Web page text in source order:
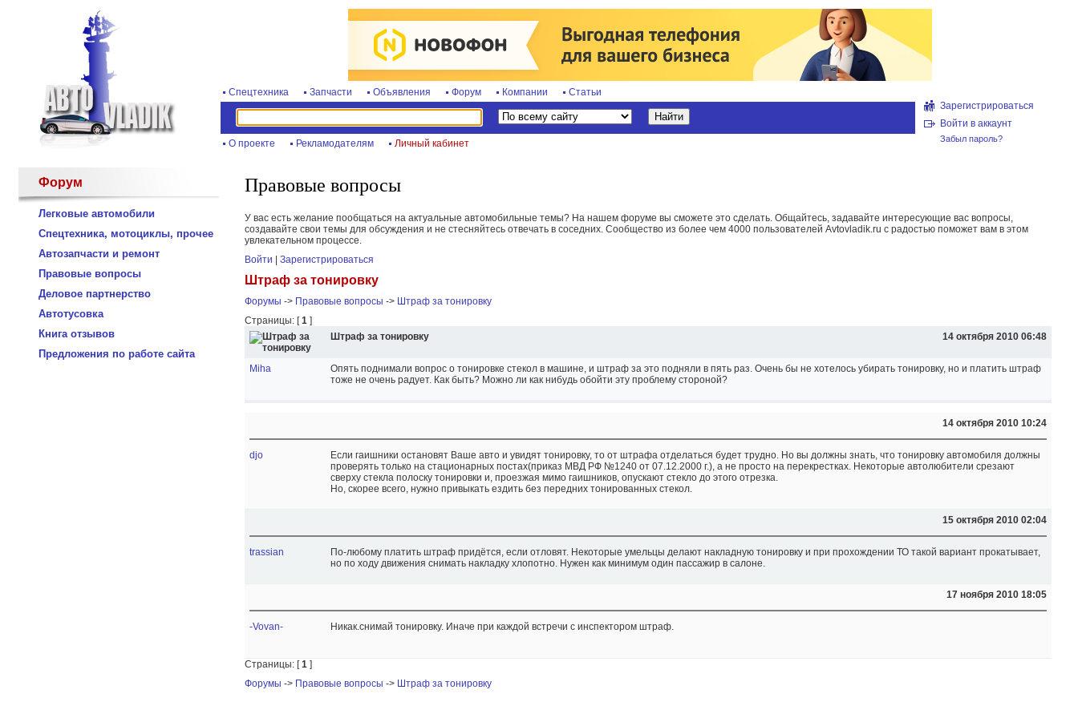
Спецтехника Запчасти Объявления Форум Компании Статьи
О проекте Рекламодателям Личный кабинет
Зарегистрироваться
Войти в аккаунт
Забыл пароль?
Форум
Легковые автомобили
Спецтехника, мотоциклы, прочее
Автозапчасти и ремонт
Правовые вопросы
Деловое партнерство
Автотусовка
Книга отзывов
Предложения по работе сайта
Правовые вопросы
У вас есть желание пообщаться на актуальные автомобильные темы? На нашем форуме вы сможете это сделать. Общайтесь, задавайте интересующие вас вопросы,
создавайте свои темы для обсуждения и не стесняйтесь отвечать в соседних. Сообщество из более чем 4000 пользователей Avtovladik.ru с радостью поможет вам в этом
увлекательном процессе.
Войти
Зарегистрироваться
Штраф за тонировку
Форумы -> Правовые вопросы -> Штраф за тонировку
Страницы: [1 ]
Штраф за тонировку
14 октября 2010 06:48
Miha
Опять поднимали вопрос о тонировке стекол в машине, и штраф за это подняли в пять раз. Очень бы не хотелось убирать тонировку, но и платить штраф
тоже не очень радует. Как быть? Можно ли как нибудь обойти эту проблему стороной?
14 октября 2010 10:24
djo
Если гаишники остановят Ваше авто и увидят тонировку, то от штрафа отделаться будет трудно. Но вы должны знать, что тонировку автомобиля должны
проверять только на стационарных постах(приказ МВД РФ №1240 от 07.12.2000 г.), а не просто на перекрестках. Некоторые автолюбители срезают
сверху стекла полоску тонировки и, проезжая мимо гаишников, опускают стекло до этого отрезка.
Но, скорее всего, нужно привыкать ездить без передних тонированных стекол.
15 октября 2010 02:04
trassian
По-любому платить штраф придётся, если отловят. Некоторые умельцы делают накладную тонировку и при прохождении ТО такой вариант прокатывает,
но по ходу движения снимать накладку хлопотно. Нужен как минимум один пассажир в салоне.
17 ноября 2010 18:05
-Vovan- Никак.снимай тонировку. Иначе при каждой встречи с инспектором штраф.
Страницы: [1 ]
Форумы -> Правовые вопросы -> Штраф за тонировку